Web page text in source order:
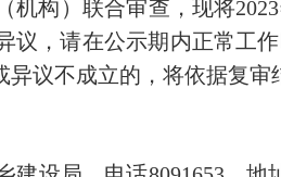
构）联合审查，现将
议，请在公示期内正常工
议不成立的，将依据复审